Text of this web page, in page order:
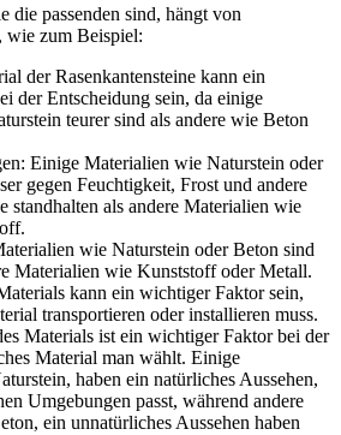
die passenden sind, hängt von
wie zum Beispiel:
der Rasenkantensteine kann ein
der Entscheidung sein, da einige
teurer sind als andere wie Beton
Einige Materialien wie Naturstein oder
gegen Feuchtigkeit, Frost und andere
standhalten als andere Materialien wie
wie Naturstein oder Beton sind
Materialien wie Kunststoff oder Metall.
kann ein wichtiger Faktor sein,
transportieren oder installieren muss.
Materials ist ein wichtiger Faktor bei der
Material man wählt. Einige
haben ein natürliches Aussehen,
Umgebungen passt, während andere
ein unnatürliches Aussehen haben